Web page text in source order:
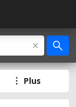
Plus